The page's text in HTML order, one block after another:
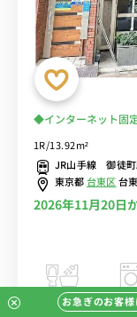
◆インターネット固
部屋で女性人気
1R/13.92m²
JR山手線 御徒
東京都台東区台
2026年11月20日
バストイレ別 室内洗
お急ぎのお客